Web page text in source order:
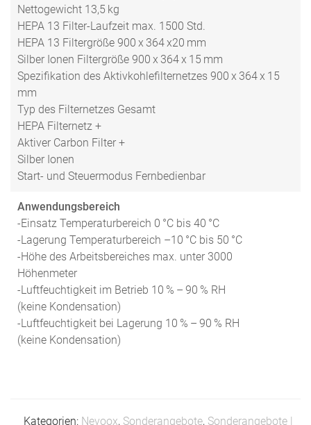
Nettogewicht 13,5 kg
HEPA 13 Filter-Laufzeit max. 1500 Std.
HEPA 13 Filtergröße 900 x 364 x20 mm
Silber Ionen Filtergröße 900 x 364 x 15 mm
Spezifikation des Aktivkohlefilternetzes 900 x 364 x 15
mm
Typ des Filternetzes Gesamt
HEPA Filternetz +
Aktiver Carbon Filter +
Silber Ionen
Start- und Steuermodus Fernbedienbar
Anwendungsbereich
-Einsatz Temperaturbereich 0 °C bis 40 °C
-Lagerung Temperaturbereich –10 °C bis 50 °C
-Höhe des Arbeitsbereiches max. unter 3000
Höhenmeter
-Luftfeuchtigkeit im Betrieb 10 % – 90 % RH
(keine Kondensation)
-Luftfeuchtigkeit bei Lagerung 10 % – 90 % RH
(keine Kondensation)
Kategorien: Nevoox, Sonderangebote, Sonderangebote |